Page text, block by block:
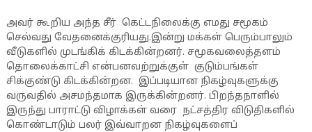
அவர் கூறிய அந்த சீர் கெட்டநிலைக்கு எமது சமூகம்
செல்வது வேதனைக்குரியது.இன்று மக்கள் பெரும்பாலும்
வீடுகளில் முடங்கிக் கிடக்கின்றனர். சமூகவலைத்தளம்
தொலைக்காட்சி என்பனவற்றுக்குள் குடும்பங்கள்
சிக்குண்டு கிடக்கின்றன. இப்படியான நிகழ்வுகளுக்கு
வருவதில் அசமந்தமாக இருக்கின்றனர். பிறந்தநாளில்
இருந்து பாராட்டு விழாக்கள் வரை நட்சத்திர விடுதிகளில்
கொண்டாடும் பலர் இவ்வாறன நிகழ்வுகளைப்